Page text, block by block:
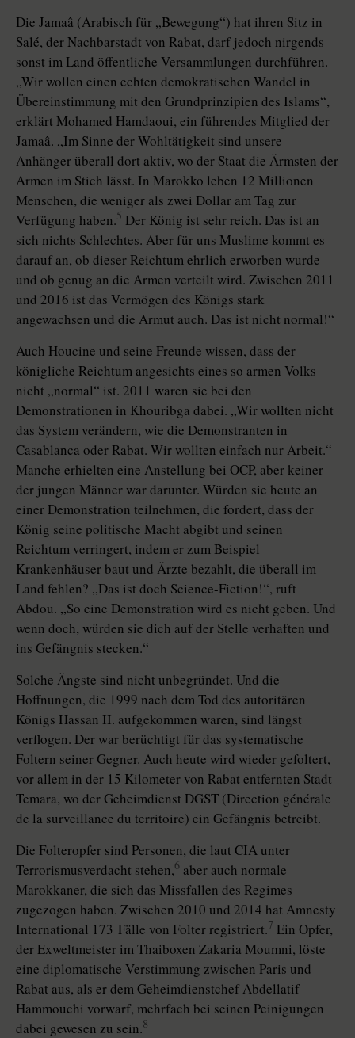
Die Jamaâ (Arabisch für „Bewegung“) hat ihren Sitz in
Salé, der Nachbarstadt von Rabat, darf jedoch nirgends
sonst im Land öffentliche Versammlungen durchführen.
„Wir wollen einen echten demokratischen Wandel in
Übereinstimmung mit den Grundprinzipien des Islams“,
erklärt Mohamed Hamdaoui, ein führendes Mitglied der
Jamaâ. „Im Sinne der Wohltätigkeit sind unsere
Anhänger überall dort aktiv, wo der Staat die Ärmsten der
Armen im Stich lässt. In Marokko leben 12 Millionen
Menschen, die weniger als zwei Dollar am Tag zur
Verfügung haben.5 Der König ist sehr reich. Das ist an
sich nichts Schlechtes. Aber für uns Muslime kommt es
darauf an, ob dieser Reichtum ehrlich erworben wurde
und ob genug an die Armen verteilt wird. Zwischen 2011
und 2016 ist das Vermögen des Königs stark
angewachsen und die Armut auch. Das ist nicht normal!“
Auch Houcine und seine Freunde wissen, dass der
königliche Reichtum angesichts eines so armen Volks
nicht „normal“ ist. 2011 waren sie bei den
Demonstrationen in Khouribga dabei. „Wir wollten nicht
das System verändern, wie die Demonstranten in
Casablanca oder Rabat. Wir wollten einfach nur Arbeit.“
Manche erhielten eine Anstellung bei OCP, aber keiner
der jungen Männer war darunter. Würden sie heute an
einer Demonstration teilnehmen, die fordert, dass der
König seine politische Macht abgibt und seinen
Reichtum verringert, indem er zum Beispiel
Krankenhäuser baut und Ärzte bezahlt, die überall im
Land fehlen? „Das ist doch Science-Fiction!“, ruft
Abdou. „So eine Demonstration wird es nicht geben. Und
wenn doch, würden sie dich auf der Stelle verhaften und
ins Gefängnis stecken.“
Solche Ängste sind nicht unbegründet. Und die
Hoffnungen, die 1999 nach dem Tod des autoritären
Königs Has­san II. aufgekommen waren, sind längst
verflogen. Der war berüchtigt für das systematische
Foltern seiner Gegner. Auch heute wird wieder gefoltert,
vor allem in der 15 Kilometer von Rabat entfernten Stadt
Temara, wo der Geheimdienst DGST (Direction générale
de la surveillance du territoire) ein Gefängnis betreibt.
Die Folteropfer sind Personen, die laut CIA unter
Terrorismusverdacht stehen,6 aber auch normale
Marokkaner, die sich das Missfallen des Re­gimes
zugezogen haben. Zwischen 2010 und 2014 hat Amnesty
International 173 Fälle von Folter registriert.7 Ein Opfer,
der Exweltmeister im Thaiboxen Zakaria Moumni, löste
eine diplomatische Verstimmung zwischen Paris und
Rabat aus, als er dem Geheimdienstchef Abdellatif
Hammouchi vorwarf, mehrfach bei seinen Peinigungen
dabei gewesen zu sein.8